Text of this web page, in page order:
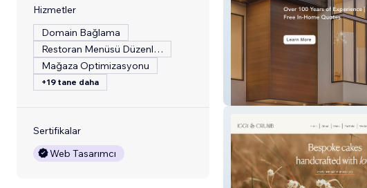
Hizmetler
Domain Bağlama
Restoran Menüsü Düzenleme
Mağaza Optimizasyonu
+19 tane daha
Sertifikalar
Web Tasarımcı